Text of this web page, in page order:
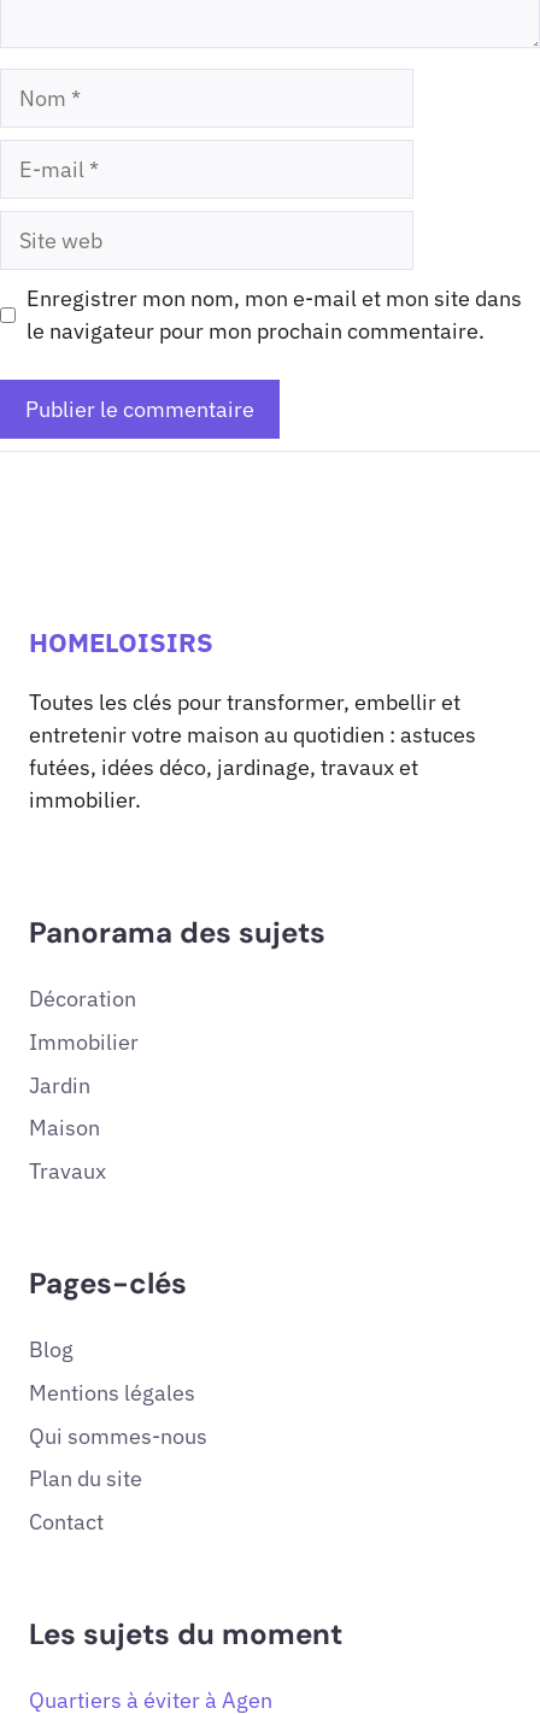
Nom
Site
Enregistrer mon nom, mon e-mail et mon site dans
le navigateur pour mon prochain commentaire.
HOMELOISIRS
Toutes les clés pour transformer, embellir et
entretenir votre maison au quotidien : astuces
futées, idées déco, jardinage, travaux et
immobilier.
Panorama des sujets
Décoration
Immobilier
Jardin
Maison
Travaux
Pages-clés
Blog
Mentions légales
Qui sommes-nous
Plan du site
Contact
Les sujets du moment
Quartiers à éviter à Agen